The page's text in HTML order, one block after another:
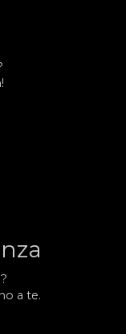
a te.